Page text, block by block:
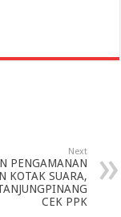
Next
PENGAMANAN
KOTAK SUARA,
CEK PPK